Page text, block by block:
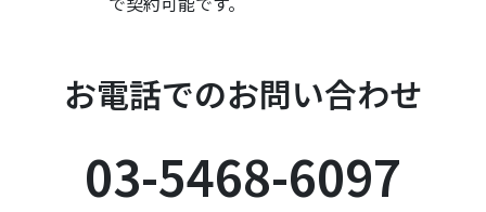
お電話でのお問い合わせ
03-5468-6097